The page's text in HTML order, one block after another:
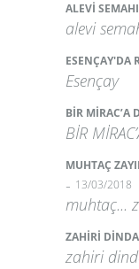
ALEVİ
alevi
ESENÇAY'DA
Esençay
BİR MİRAC’A
BİR
MUHTAÇ
- 13/03/2018
muhtaç...
ZAHİRİ
zahiri